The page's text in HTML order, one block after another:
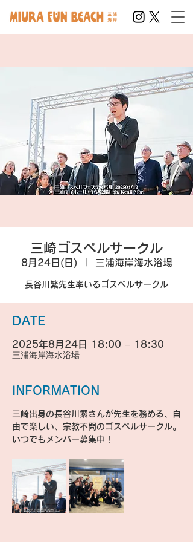
三崎ゴスペルサークル
8月24日(日) 三浦海岸海水浴場
長谷川繁先生率いるゴスペルサークル
DATE
2025年8月24日 18:00 – 18:30
三浦海岸海水浴場
INFORMATION
三崎出身の長谷川繁さんが先生を務める、自
由で楽しい、宗教不問のゴスペルサークル。
いつでもメンバー募集中！